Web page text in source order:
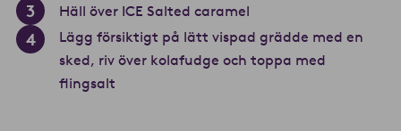
Häll över ICE Salted caramel
Lägg försiktigt på lätt vispad grädde med en
sked, riv över kolafudge och toppa med
flingsalt